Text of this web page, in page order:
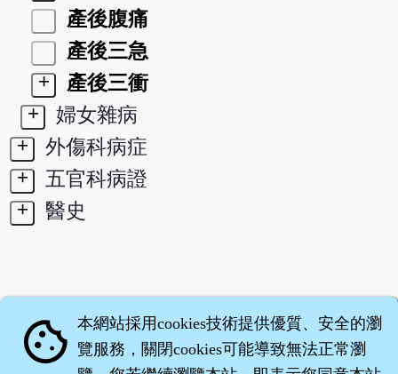
產後腹痛
產後三急
+
產後三衝
+
婦女雜病
+
外傷科病症
+
五官科病證
+
醫史
cookie 本網站採用cookies技術提供優質、安全的瀏
覽服務，關閉cookies可能導致無法正常瀏